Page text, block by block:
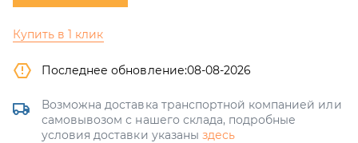
Купить в 1 клик
Последнее обновление:08-08-2026
Возможна доставка транспортной компанией или
самовывозом с нашего склада, подробные
условия доставки указаны здесь